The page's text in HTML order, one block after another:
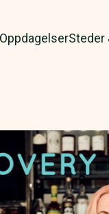
OppdagelserSteder